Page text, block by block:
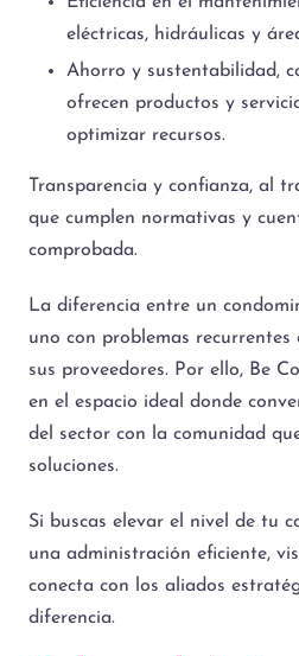
eléctricas, hidráulicas y
Ahorro y sustentabilidad,
ofrecen productos y
optimizar recursos.
Transparencia y confianza, al
que cumplen normativas y
comprobada.
La diferencia entre un
uno con problemas
sus proveedores. Por ello, Be
en el espacio ideal donde
del sector con la comunidad
soluciones.
Si buscas elevar el nivel de tu
una administración eficiente,
conecta con los aliados
diferencia.